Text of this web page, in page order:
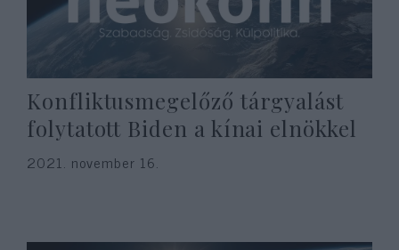
Konfliktusmegelőző tárgyalást
folytatott Biden a kínai elnökkel
2021. november 16.